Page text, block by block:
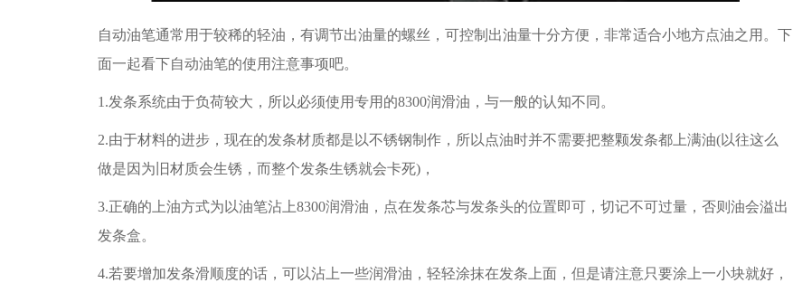
自动油笔通常用于较稀的轻油，有调节出油量的螺丝，可控制出油量十分方便，非常适合小地方点油之用。下
面一起看下自动油笔的使用注意事项吧。
1.发条系统由于负荷较大，所以必须使用专用的8300润滑油，与一般的认知不同。
2.由于材料的进步，现在的发条材质都是以不锈钢制作，所以点油时并不需要把整颗发条都上满油(以往这么
做是因为旧材质会生锈，而整个发条生锈就会卡死)，
3.正确的上油方式为以油笔沾上8300润滑油，点在发条芯与发条头的位置即可，切记不可过量，否则油会溢出
发条盒。
4.若要增加发条滑顺度的话，可以沾上一些润滑油，轻轻涂抹在发条上面，但是请注意只要涂上一小块就好，